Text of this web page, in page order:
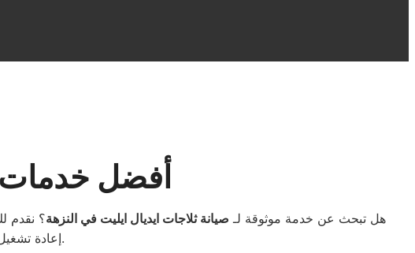
أفضل خدمات
هل تبحث عن خدمة موثوقة لـ صيانة ثلاجات ايديال ايليت في النزهة؟ نقدم
إعادة تشغيل جهازك بكفاءة للحفاظ على طعامك طازجًا دون أي مشاكل.